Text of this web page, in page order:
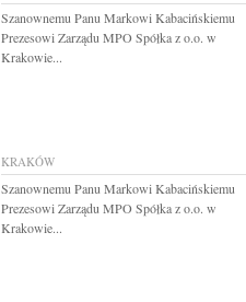
Szanownemu Panu Markowi Kabacińskiemu
Prezesowi Zarządu MPO Spółka z o.o. w
Krakowie...
KRAKÓW
Szanownemu Panu Markowi Kabacińskiemu
Prezesowi Zarządu MPO Spółka z o.o. w
Krakowie...